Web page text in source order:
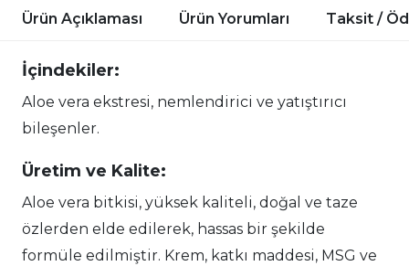
Ürün Açıklaması Taksit /
Ürün Yorumları
İçindekiler:
Aloe vera ekstresi, nemlendirici ve yatıştırıcı
bileşenler.
Üretim ve Kalite:
Aloe vera bitkisi, yüksek kaliteli, doğal ve taze
özlerden elde edilerek, hassas bir şekilde
formüle edilmiştir. Krem, katkı maddesi, MSG ve